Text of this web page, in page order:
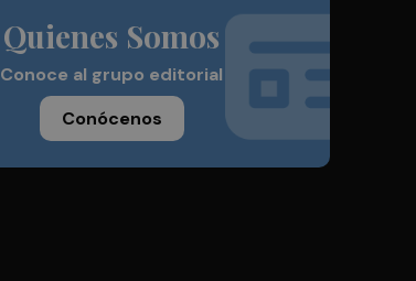
Quienes Somos
Conoce al grupo editorial
Conócenos